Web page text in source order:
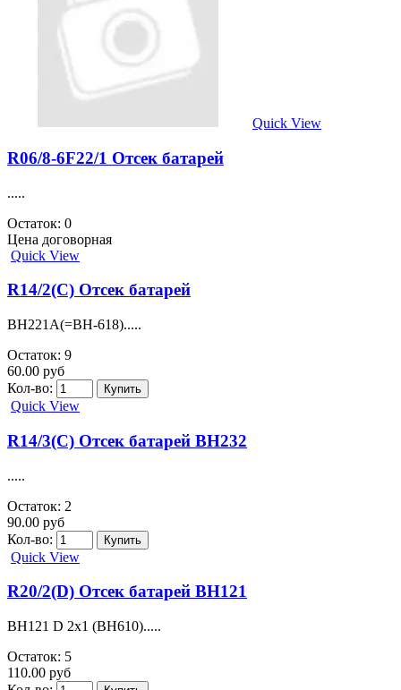
Quick View
R06/8-6F22/1 Отсек батарей
.....
Остаток: 0
Цена договорная
Quick View
R14/2(C) Отсек батарей
BH221A(=BH-618).....
Остаток: 9
60.00 руб
Кол-во:
Quick View
R14/3(C) Отсек батарей BH232
.....
Остаток: 2
90.00 руб
Кол-во:
Quick View
R20/2(D) Отсек батарей BH121
BH121 D 2x1 (BH610).....
Остаток: 5
110.00 руб